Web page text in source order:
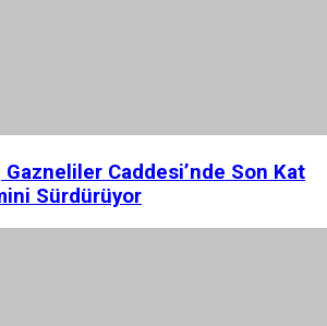
Caddesi’nde Son Kat
Sürdürüyor